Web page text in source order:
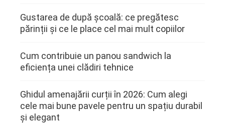
Gustarea de după școală: ce pregătesc
părinții și ce le place cel mai mult copiilor
Cum contribuie un panou sandwich la
eficiența unei clădiri tehnice
Ghidul amenajării curții în 2026: Cum alegi
cele mai bune pavele pentru un spațiu durabil
și elegant